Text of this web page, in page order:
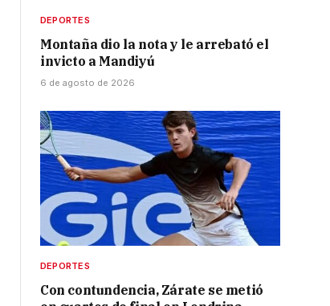
DEPORTES
Montaña dio la nota y le arrebató el
invicto a Mandiyú
6 de agosto de 2026
DEPORTES
Con contundencia, Zárate se metió